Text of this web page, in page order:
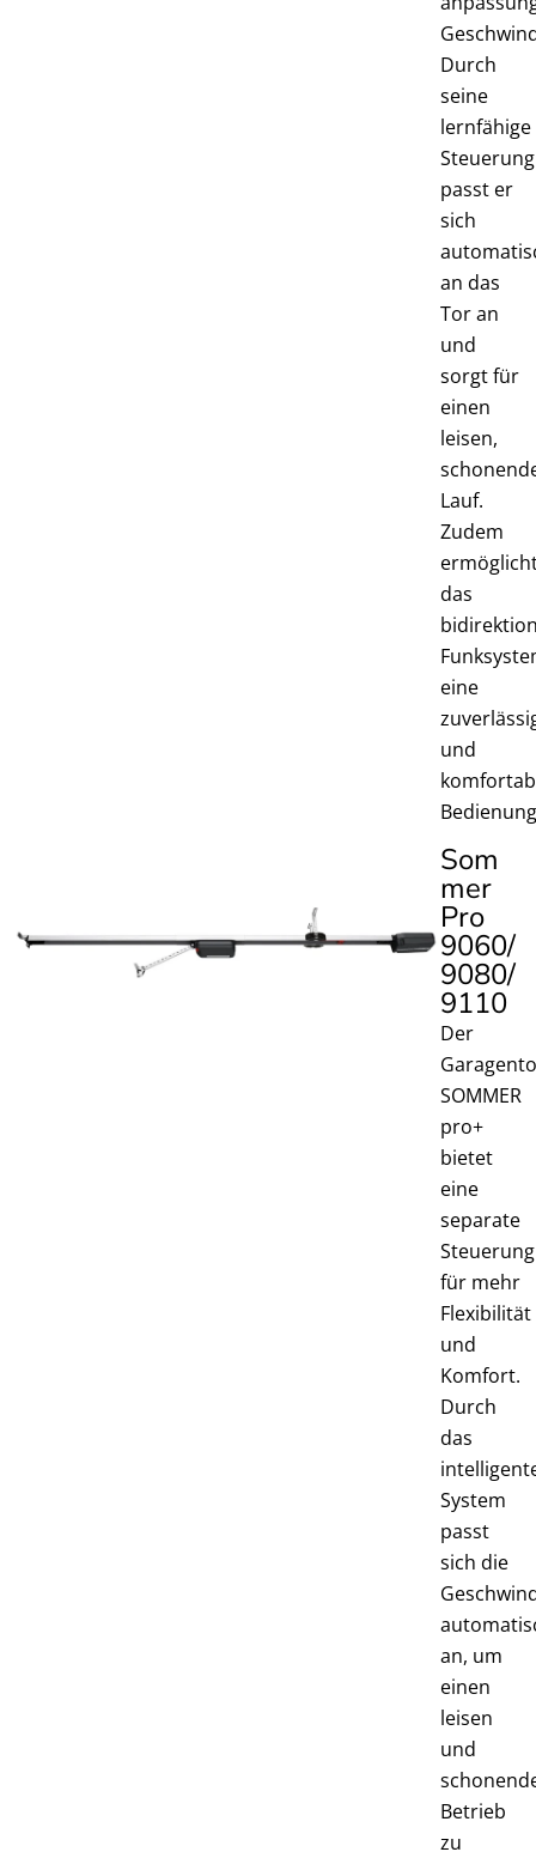
Durch
seine
lernfähige
Steuerung
passt er
sich
an das
Tor an
und
sorgt für
einen
leisen,
Lauf.
Zudem
das
eine
und
Som
mer
Pro
9060/
9080/
9110 ​
Der
SOMMER
pro+
bietet
eine
separate
Steuerung
für mehr
Flexibilität
und
Komfort.
Durch
das
System
passt
sich die
an, um
einen
leisen
und
Betrieb
zu